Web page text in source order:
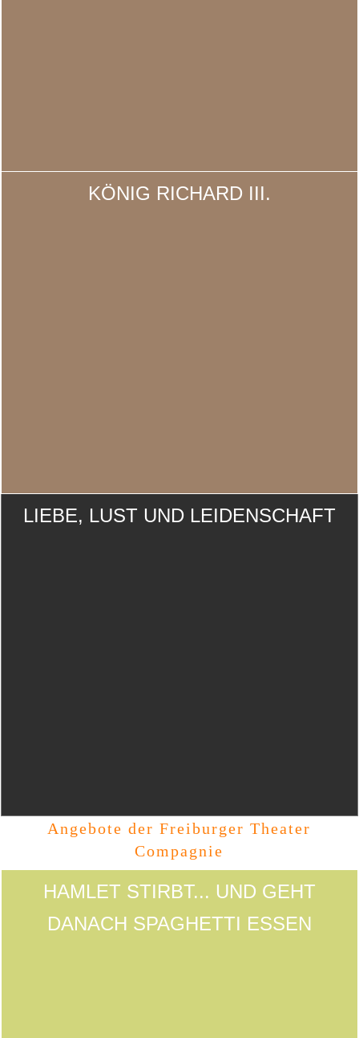
KÖNIG RICHARD III.
LIEBE, LUST UND LEIDENSCHAFT
Angebote der Freiburger Theater
Compagnie
HAMLET STIRBT... UND GEHT
DANACH SPAGHETTI ESSEN